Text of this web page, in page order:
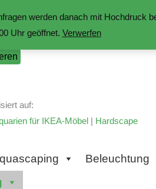
werden danach mit Hochdruck
Uhr geöffnet. Verwerfen
auf:
für IKEA-Möbel | Hardscape
Beleuchtung